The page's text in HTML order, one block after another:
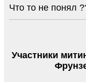
Что то не понял
Участники